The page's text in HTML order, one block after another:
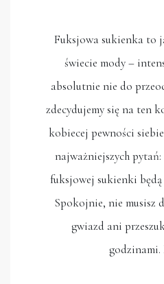
Fuksjowa sukienka to
świecie mody –
absolutnie nie do
zdecydujemy się na ten
kobiecej pewności
najważniejszych
fuksjowej sukienki będą
Spokojnie, nie musisz
gwiazd ani
godzinami.